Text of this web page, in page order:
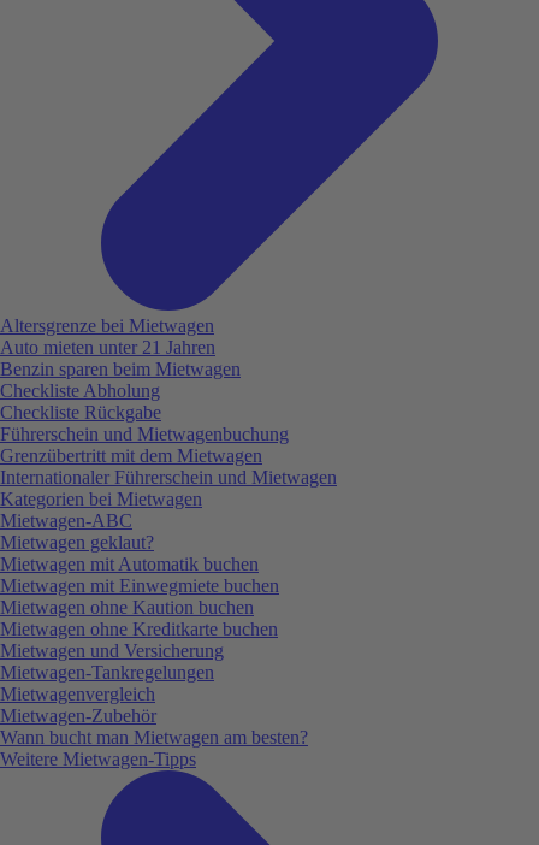
Altersgrenze bei Mietwagen
Auto mieten unter 21 Jahren
Benzin sparen beim Mietwagen
Checkliste Abholung
Checkliste Rückgabe
Führerschein und Mietwagenbuchung
Grenzübertritt mit dem Mietwagen
Internationaler Führerschein und Mietwagen
Kategorien bei Mietwagen
Mietwagen-ABC
Mietwagen geklaut?
Mietwagen mit Automatik buchen
Mietwagen mit Einwegmiete buchen
Mietwagen ohne Kaution buchen
Mietwagen ohne Kreditkarte buchen
Mietwagen und Versicherung
Mietwagen-Tankregelungen
Mietwagenvergleich
Mietwagen-Zubehör
Wann bucht man Mietwagen am besten?
Weitere Mietwagen-Tipps